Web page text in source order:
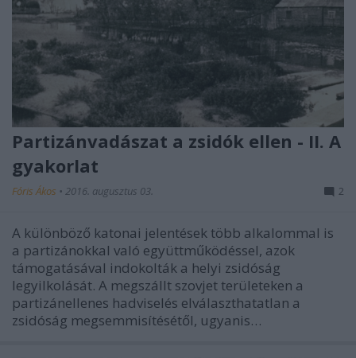
Partizánvadászat a zsidók ellen - II. A
gyakorlat
Fóris Ákos • 2016. augusztus 03. 2
A különböző katonai jelentések több alkalommal is
a partizánokkal való együttműködéssel, azok
támogatásával indokolták a helyi zsidóság
legyilkolását. A megszállt szovjet területeken a
partizánellenes hadviselés elválaszthatatlan a
zsidóság megsemmisítésétől, ugyanis…